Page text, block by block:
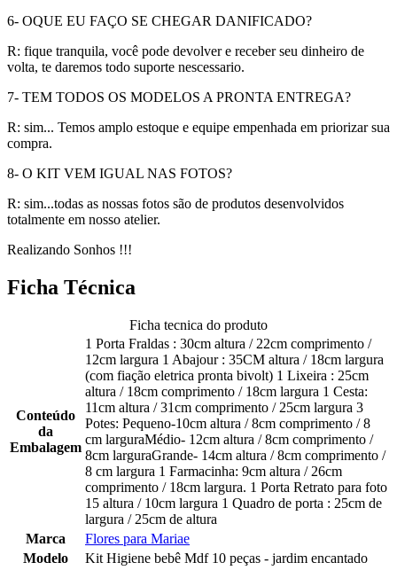
6- OQUE EU FAÇO SE CHEGAR DANIFICADO?
R: fique tranquila, você pode devolver e receber seu dinheiro de
volta, te daremos todo suporte nescessario.
7- TEM TODOS OS MODELOS A PRONTA ENTREGA?
R: sim... Temos amplo estoque e equipe empenhada em priorizar sua
compra.
8- O KIT VEM IGUAL NAS FOTOS?
R: sim...todas as nossas fotos são de produtos desenvolvidos
totalmente em nosso atelier.
Realizando Sonhos !!!
Ficha Técnica
Ficha tecnica do produto
Conteúdo
da
Embalagem
1 Porta Fraldas : 30cm altura / 22cm comprimento /
12cm largura 1 Abajour : 35CM altura / 18cm largura
(com fiação eletrica pronta bivolt) 1 Lixeira : 25cm
altura / 18cm comprimento / 18cm largura 1 Cesta:
11cm altura / 31cm comprimento / 25cm largura 3
Potes: Pequeno-10cm altura / 8cm comprimento / 8
cm larguraMédio- 12cm altura / 8cm comprimento /
8cm larguraGrande- 14cm altura / 8cm comprimento /
8 cm largura 1 Farmacinha: 9cm altura / 26cm
comprimento / 18cm largura. 1 Porta Retrato para foto
15 altura / 10cm largura 1 Quadro de porta : 25cm de
largura / 25cm de altura
Marca
Flores para Mariae
Modelo
Kit Higiene bebê Mdf 10 peças - jardim encantado